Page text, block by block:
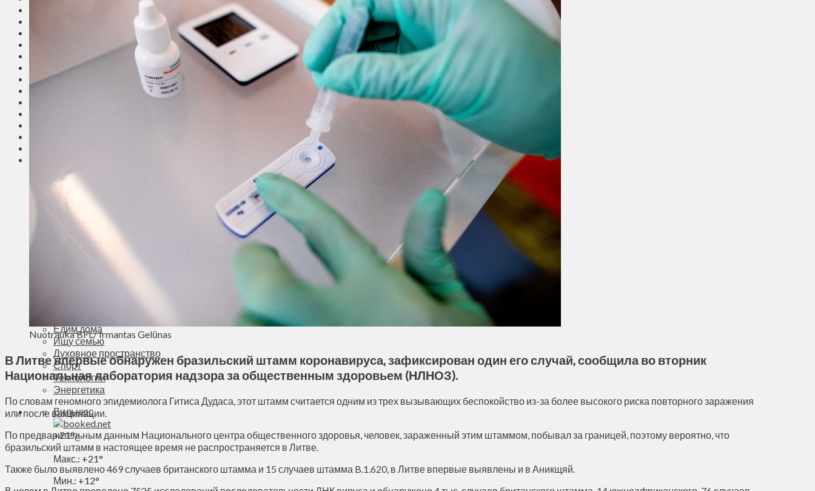
Висагинас
Регионы
Соседи
Транспорт
Фоторепортаж
Туризм
ЛК рекомендует
Сеньорам
Образование
Здравоохранение
Экология
Происшествия
Приграничье
Едим дома
Ищу семью
Духовное пространство
Спорт
Технологии
Энергетика
Вильнюс
+21°C
Макс.: +21°
Мин.: +12°
Nuotrauka BFL/ Irmantas Gelūnas
В Литве впервые обнаружен бразильский штамм коронавируса, зафиксирован один его случай, сообщила во вторник
Национальная лаборатория надзора за общественным здоровьем (НЛНОЗ).
По словам геномного эпидемиолога Гитиса Дудаса, этот штамм считается одним из трех вызывающих беспокойство из-за более высокого риска повторного заражения
или после вакцинации.
По предварительным данным Национального центра общественного здоровья, человек, зараженный этим штаммом, побывал за границей, поэтому вероятно, что
бразильский штамм в настоящее время не распространяется в Литве.
Также было выявлено 469 случаев британского штамма и 15 случаев штамма B.1.620, в Литве впервые выявлены и в Аникщяй.